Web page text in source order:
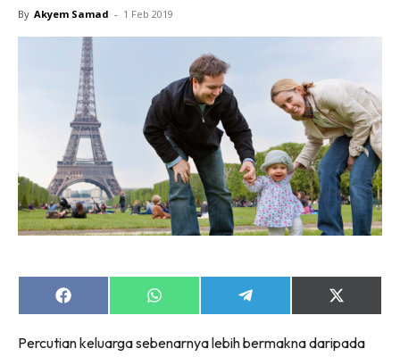
By Akyem Samad - 1 Feb 2019
Share
on
Share
on
Share
on
Share
on
(Twitter)
Percutian keluarga sebenarnya lebih bermakna daripada